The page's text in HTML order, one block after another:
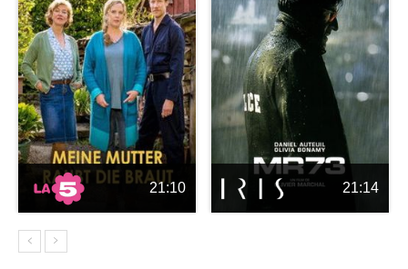
21:10 21:14